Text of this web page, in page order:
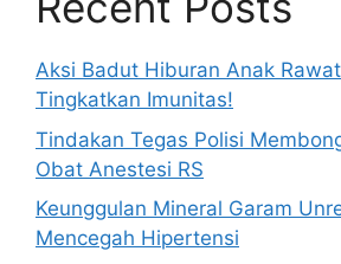
Aksi Badut Hiburan Anak
Tingkatkan Imunitas!
Tindakan Tegas Polisi
Obat Anestesi RS
Keunggulan Mineral Garam
Mencegah Hipertensi